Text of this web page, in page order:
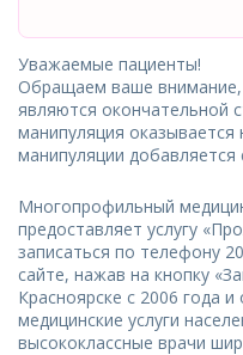
Уважаемые пациенты!
Обращаем ваше внимание,
являются окончательной
манипуляция
манипуляции
Многопрофильный
предоставляет услугу
записаться по телефону
сайте, нажав на кнопку
Красноярске с 2006 года
медицинские услуги
высококлассные врачи